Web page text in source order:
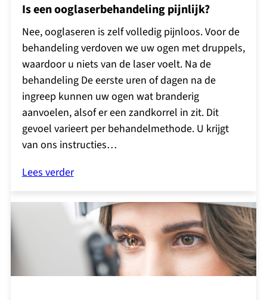
Is een ooglaserbehandeling pijnlijk?
Nee, ooglaseren is zelf volledig pijnloos. Voor de
behandeling verdoven we uw ogen met druppels,
waardoor u niets van de laser voelt. Na de
behandeling De eerste uren of dagen na de
ingreep kunnen uw ogen wat branderig
aanvoelen, alsof er een zandkorrel in zit. Dit
gevoel varieert per behandelmethode. U krijgt
van ons instructies…
Lees verder